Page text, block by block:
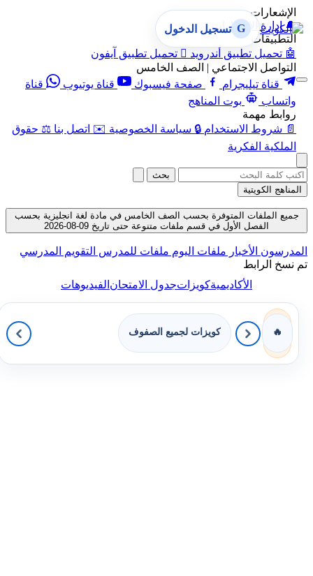
الإشعارات
🔔 إدارة الإشعارات
التطبيقات
🤖 تحميل تطبيق أندرويد  تحميل تطبيق آيفون
التواصل الاجتماعي | الصف الخامس
قناة تيليجرام
صفحة فيسبوك قناة يوتيوب
قناة
واتساب
بوت المناهج
روابط مهمة
📄 شروط الاستخدام 🔒 سياسة الخصوصية ✉️ اتصل بنا ⚖️ حقوق
الملكية الفكرية
G تسجيل الدخول
بحث
المناهج الكويتية
جميع الملفات المتوفرة بحسب الصف الخامس في مادة لغة انجليزية بحسب
الفصل الأول في قسم ملفات متنوعة حتى تاريخ 09-08-2026
المدرسون الأخبار ملفات اليوم ملفات للمدرس التقويم المدرسي
تم نسخ الرابط
الأكاديميةكويزاتجدول الامتحانالفيديوهات
🔥 كويزات لجميع الصفوف